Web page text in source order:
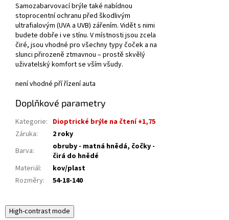
Samozabarvovací brýle také nabídnou
stoprocentní ochranu před škodlivým
ultrafialovým (UVA a UVB) zářením. Vidět s nimi
budete dobře i ve stínu. V místnosti jsou zcela
čiré, jsou vhodné pro všechny typy čoček a na
slunci přirozeně ztmavnou – prostě skvělý
uživatelský komfort se vším všudy.
není vhodné pří řízení auta
Doplňkové parametry
Kategorie: Dioptrické brýle na čtení +1,75
Záruka:
2 roky
Barva:
obruby - matná hnědá, čočky -
čirá do hnědé
Materiál:
kov/plast
Rozměry: 54-18-140
High-contrast mode